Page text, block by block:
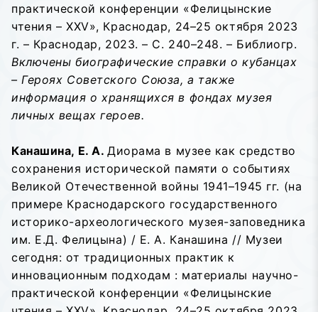
практической конференции «Фелицынские
чтения – XXV», Краснодар, 24–25 октября 2023
г. – Краснодар, 2023. – С. 240–248. – Библиогр.
Включены биографические справки о кубанцах
– Героях Советского Союза, а также
информация о хранящихся в фондах музея
личных вещах героев.
Канашина, Е. А. Диорама в музее как средство
сохранения исторической памяти о событиях
Великой Отечественной войны 1941–1945 гг. (на
примере Краснодарского государственного
историко-археологического музея-заповедника
им. Е.Д. Фелицына) / Е. А. Канашина // Музеи
сегодня: от традиционных практик к
инновационным подходам : материалы научно-
практической конференции «Фелицынские